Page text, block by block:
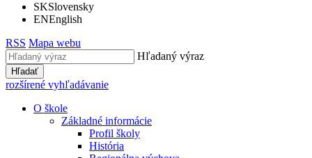
SKSlovensky
ENEnglish
RSS Mapa webu
Hľadaný výraz
Hľadať
rozšírené vyhľadávanie
O škole
Základné informácie
Profil školy
História